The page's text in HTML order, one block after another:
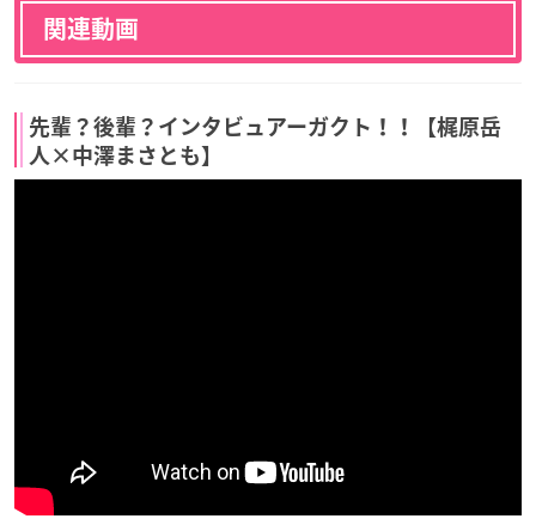
関連動画
先輩？後輩？インタビュアーガクト！！【梶原岳
人×中澤まさとも】